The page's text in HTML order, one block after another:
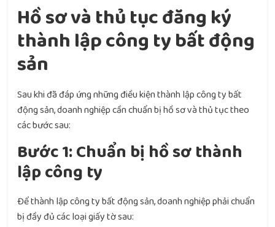
Hồ sơ và thủ tục đăng ký
thành lập công ty bất động
sản
Sau khi đã đáp ứng những điều kiện thành lập công ty bất
động sản, doanh nghiệp cần chuẩn bị hồ sơ và thủ tục theo
các bước sau:
Bước 1: Chuẩn bị hồ sơ thành
lập công ty
Để thành lập công ty bất động sản, doanh nghiệp phải chuẩn
bị đầy đủ các loại giấy tờ sau: